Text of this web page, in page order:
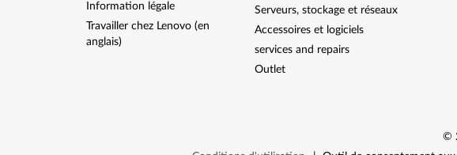
Information légale
Travailler chez Lenovo (en
anglais)
Serveurs, stockage et réseaux
Accessoires et logiciels
services and repairs
Outlet
©